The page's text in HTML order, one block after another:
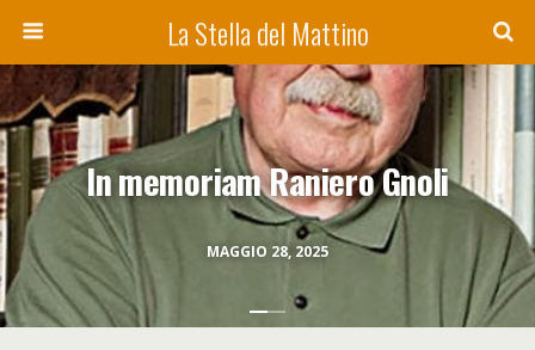
La Stella del Mattino
MAGGIO 28, 2025
In memoriam Raniero Gnoli